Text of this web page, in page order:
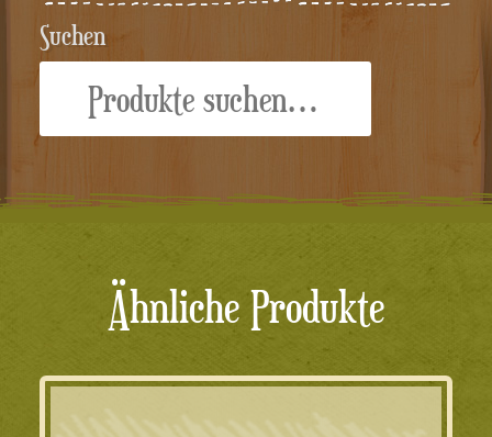
Suchen
Ähnliche Produkte